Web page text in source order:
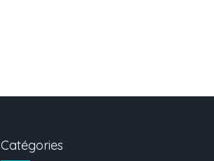
Catégories